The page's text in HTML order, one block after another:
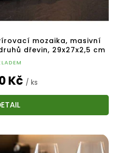
mozaika, masivní
dřevin, 29x27x2,5 cm
Kč / ks